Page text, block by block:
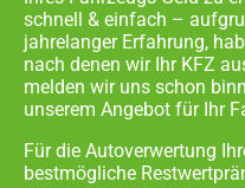
schnell & einfach –
jahrelanger Erfahrung,
nach denen wir Ihr KFZ
melden wir uns schon
unserem Angebot für Ihr
Für die Autoverwertung
bestmögliche